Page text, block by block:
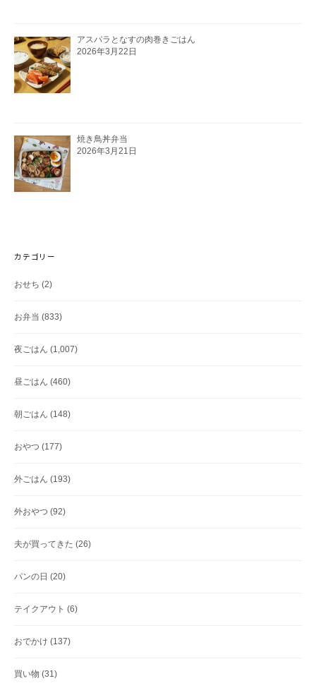
アスパラとなすの肉巻きごはん
2026年3月22日
焼き鳥丼弁当
2026年3月21日
カテゴリー
おせち (2)
お弁当 (833)
夜ごはん (1,007)
昼ごはん (460)
朝ごはん (148)
おやつ (177)
外ごはん (193)
外おやつ (92)
夫が買ってきた (26)
パンの日 (20)
テイクアウト (6)
おでかけ (137)
買い物 (31)